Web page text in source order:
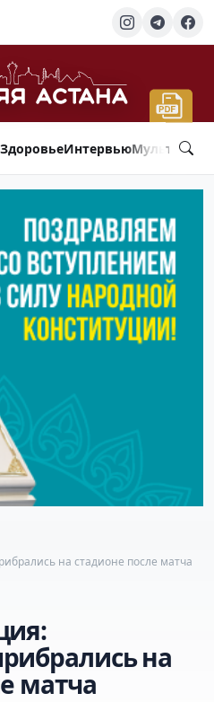
ЗдоровьеИнтервью
на стадионе после матча
на
матча